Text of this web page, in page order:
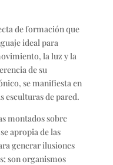
de formación que
ideal para
la luz y la
de su
se manifiesta en
esculturas de pared.
montados sobre
apropia de las
generar ilusiones
son organismos